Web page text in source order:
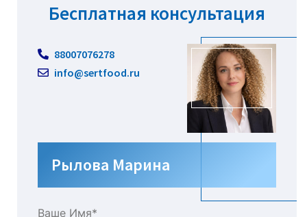
Бесплатная консультация
88007076278
info@sertfood.ru
Рылова Марина